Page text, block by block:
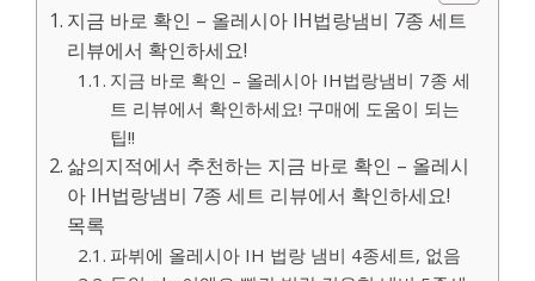
지금 바로 확인 – 올레시아 IH법랑냄비 7종 세트
리뷰에서 확인하세요!
지금 바로 확인 – 올레시아 IH법랑냄비 7종 세
트 리뷰에서 확인하세요! 구매에 도움이 되는
팁!!
삶의지적에서 추천하는 지금 바로 확인 – 올레시
아 IH법랑냄비 7종 세트 리뷰에서 확인하세요!
목록
파뷔에 올레시아 IH 법랑 냄비 4종세트, 없음